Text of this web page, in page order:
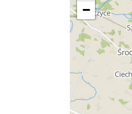
−